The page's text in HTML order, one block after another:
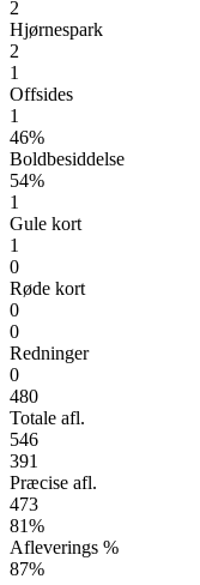
2
Hjørnespark
2
1
Offsides
1
46%
Boldbesiddelse
54%
1
Gule kort
1
0
Røde kort
0
0
Redninger
0
480
Totale afl.
546
391
Præcise afl.
473
81%
Afleverings %
87%